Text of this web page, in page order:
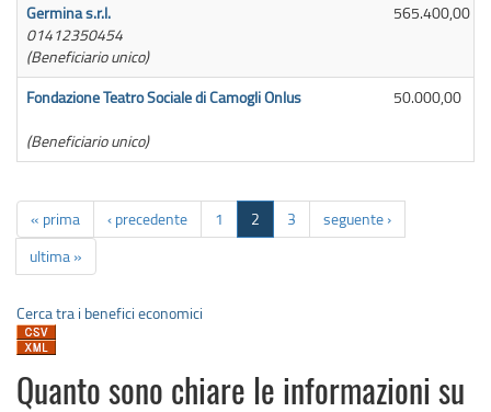
Germina s.r.l.
01412350454
(Beneficiario unico)
565.400,00
Fondazione Teatro Sociale di Camogli Onlus
(Beneficiario unico)
50.000,00
« prima ‹ precedente 1 2 3
seguente ›
ultima »
Cerca tra i benefici economici
Quanto sono chiare le informazioni su